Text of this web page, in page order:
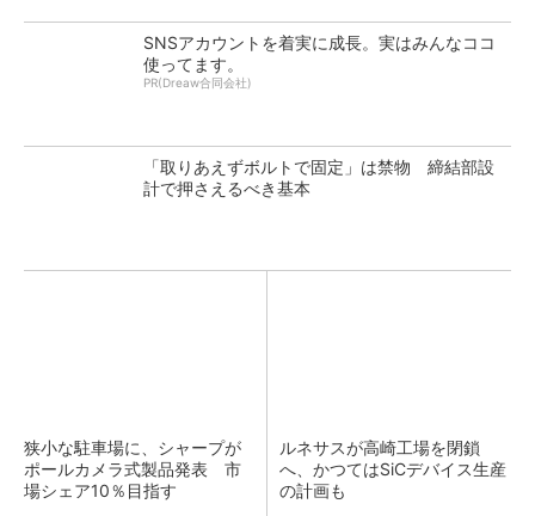
SNSアカウントを着実に成長。実はみんなココ
使ってます。
PR(Dreaw合同会社)
「取りあえずボルトで固定」は禁物 締結部設
計で押さえるべき基本
狭小な駐車場に、シャープが
ポールカメラ式製品発表 市
場シェア10％目指す
ルネサスが高崎工場を閉鎖
へ、かつてはSiCデバイス生産
の計画も